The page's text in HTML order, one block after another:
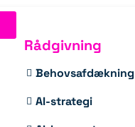
Rådgivning
Behovsafdækning
AI-strategi